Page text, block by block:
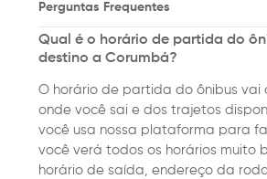
Perguntas Frequentes
Qual é o horário de partida do
destino a Corumbá?
O horário de partida do ônibus vai
onde você sai e dos trajetos
você usa nossa plataforma para
você verá todos os horários muito
horário de saída, endereço da